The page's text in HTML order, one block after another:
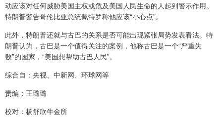
动应该对任何威胁美国主权或危及美国人民生命的人起到警示作用。
特朗普警告哥伦比亚总统佩特罗称他应该“小心点”。
此外，特朗普还就与古巴的关系是否可能出现紧张局势发表看法。特
朗普认为，古巴是一个值得关注的案例，他称古巴是一个“严重失
败”的国家，“美国想帮助古巴人民”。
综合自：央视、中新网、环球网等
责编：王璐璐
校对：杨舒欣牛金所